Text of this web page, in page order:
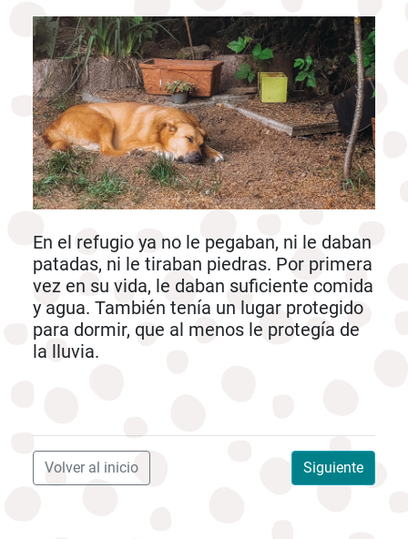
En el refugio ya no le pegaban, ni le daban
patadas, ni le tiraban piedras. Por primera
vez en su vida, le daban suficiente comida
y agua. También tenía un lugar protegido
para dormir, que al menos le protegía de
la lluvia.
Siguiente
Volver al inicio